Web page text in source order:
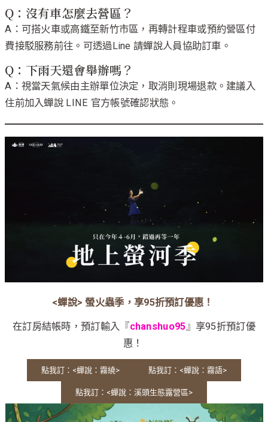
Q：沒有車怎麼去營區？
A：可搭火車或高鐵至新竹市區，再轉計程車或預約營區付
費接駁服務前往。可透過Line 請蟬說人員協助訂車。
Q：下雨天還會舉辦嗎？
A：視當天氣候由主辦單位決定，取消則現場退款。建議入
住前加入蟬說 LINE 官方帳號確認狀態。
<蟬說> 螢火蟲季，享95折預訂優惠！
在訂房結帳時，預訂輸入『chanshuo95 』享95折預訂優
惠！
點我訂：<蟬說：霧繞> 點我訂：<蟬說：霧語>
點我訂：<蟬說：溪頭生態露營區>